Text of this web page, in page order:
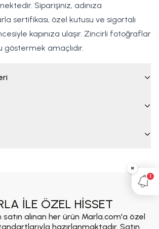
Siparişiniz, adınıza
sertifikası, özel kutusu ve sigortalı
kapınıza ulaşır. Zincirli fotoğraflar
göstermek amaçlıdır.
İLE ÖZEL HİSSET
alınan her ürün Marla.com'a özel
hazırlanmaktadır. Satın
×
1